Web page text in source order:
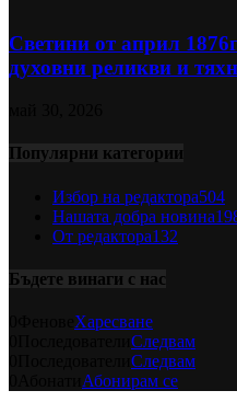
Светини от април
духовни реликви и
Популярни категории
Избор на редактора504
Нашата добра новина
От редактора132
Бъдете винаги с нас
Харесване
Следвам
Следвам
Абонирам се